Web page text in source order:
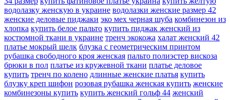
водолазку женскую в украине водолазки женские размер 42
женские деловые пиджаки эко мех черная шуба комбинезон из
хлопка купить белое пальто купить пиджак женский из
костюмной ткани в украине тренч экокожа халат женский 42
платье мокрый шелк блузка с геометрическим принтом
рубашка свободного кроя женская пальто полиэстер вискоза
брюки в пол платье из кружевной ткани платье деловое
купить тренч по колено длинные женские платья купить
блузку креп шифон розовая рубашка женская купить женские
комбинезоны купить купить женский гольф 44 женский